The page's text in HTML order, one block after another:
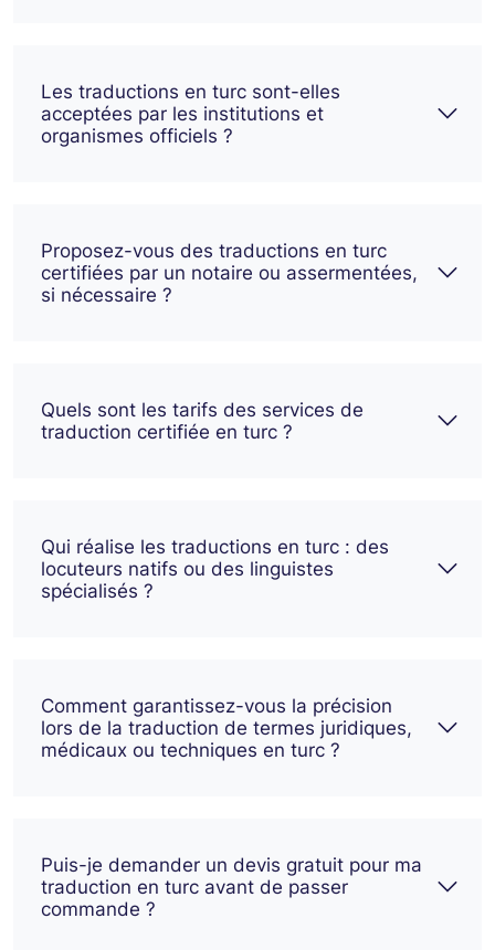
Les traductions en turc sont-elles
acceptées par les institutions et
organismes officiels ?
Proposez-vous des traductions en turc
certifiées par un notaire ou assermentées,
si nécessaire ?
Quels sont les tarifs des services de
traduction certifiée en turc ?
Qui réalise les traductions en turc : des
locuteurs natifs ou des linguistes
spécialisés ?
Comment garantissez-vous la précision
lors de la traduction de termes juridiques,
médicaux ou techniques en turc ?
Puis-je demander un devis gratuit pour ma
traduction en turc avant de passer
commande ?